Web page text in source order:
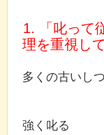
1. 「叱って
理を重視し
多くの古いし
強く叱る